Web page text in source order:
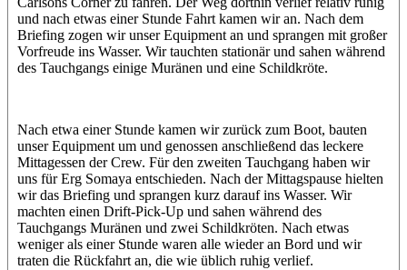
und nach etwas einer Stunde Fahrt kamen wir an. Nach dem
Briefing zogen wir unser Equipment an und sprangen mit großer
Vorfreude ins Wasser. Wir tauchten stationär und sahen während
des Tauchgangs einige Muränen und eine Schildkröte.
Nach etwa einer Stunde kamen wir zurück zum Boot, bauten
unser Equipment um und genossen anschließend das leckere
Mittagessen der Crew. Für den zweiten Tauchgang haben wir
uns für Erg Somaya entschieden. Nach der Mittagspause hielten
wir das Briefing und sprangen kurz darauf ins Wasser. Wir
machten einen Drift-Pick-Up und sahen während des
Tauchgangs Muränen und zwei Schildkröten. Nach etwas
weniger als einer Stunde waren alle wieder an Bord und wir
traten die Rückfahrt an, die wie üblich ruhig verlief.